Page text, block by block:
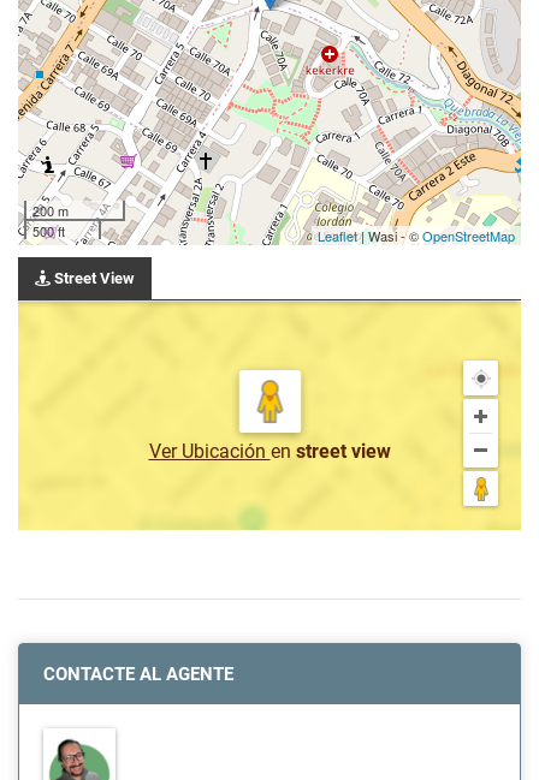
200 m
500 ft
Leaflet| Wasi - ©OpenStreetMap
Street View
Ver Ubicación en street view
CONTACTE AL AGENTE